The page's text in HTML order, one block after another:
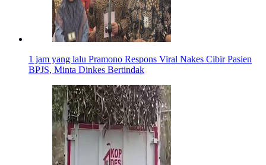
1 jam yang lalu Pramono Respons Viral Nakes Cibir Pasien
BPJS, Minta Dinkes Bertindak